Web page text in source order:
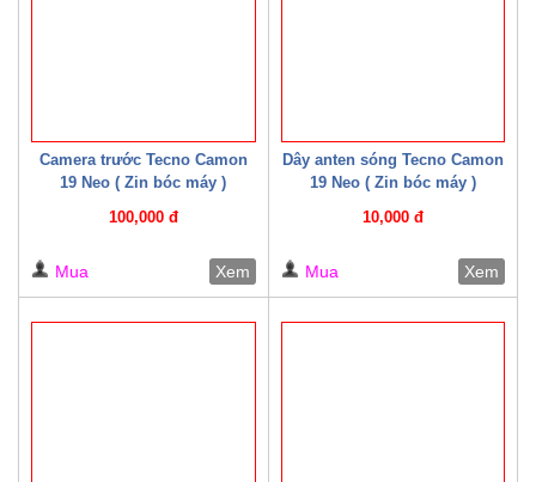
Camera trước Tecno Camon
19 Neo ( Zin bóc máy )
100,000 đ
Mua Xem
Dây anten sóng Tecno Camon
19 Neo ( Zin bóc máy )
10,000 đ
Mua Xem